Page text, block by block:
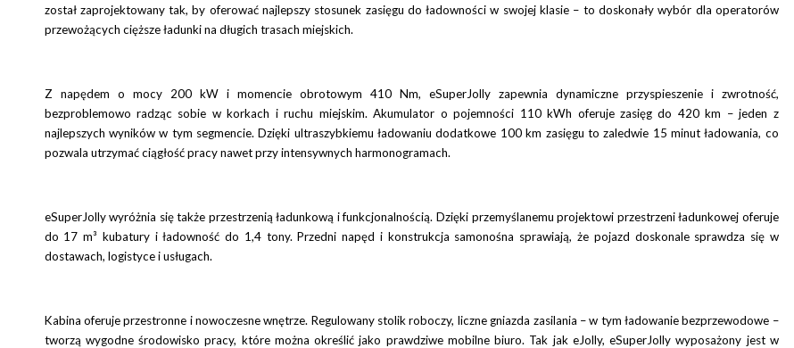
został zaprojektowany tak, by oferować najlepszy stosunek zasięgu do ładowności w swojej klasie – to doskonały wybór dla operatorów
przewożących cięższe ładunki na długich trasach miejskich.
Z napędem o mocy 200 kW i momencie obrotowym 410 Nm, eSuperJolly zapewnia dynamiczne przyspieszenie i zwrotność,
bezproblemowo radząc sobie w korkach i ruchu miejskim. Akumulator o pojemności 110 kWh oferuje zasięg do 420 km – jeden z
najlepszych wyników w tym segmencie. Dzięki ultraszybkiemu ładowaniu dodatkowe 100 km zasięgu to zaledwie 15 minut ładowania, co
pozwala utrzymać ciągłość pracy nawet przy intensywnych harmonogramach.
eSuperJolly wyróżnia się także przestrzenią ładunkową i funkcjonalnością. Dzięki przemyślanemu projektowi przestrzeni ładunkowej oferuje
do 17 m³ kubatury i ładowność do 1,4 tony. Przedni napęd i konstrukcja samonośna sprawiają, że pojazd doskonale sprawdza się w
dostawach, logistyce i usługach.
Kabina oferuje przestronne i nowoczesne wnętrze. Regulowany stolik roboczy, liczne gniazda zasilania – w tym ładowanie bezprzewodowe –
tworzą wygodne środowisko pracy, które można określić jako prawdziwe mobilne biuro. Tak jak eJolly, eSuperJolly wyposażony jest w